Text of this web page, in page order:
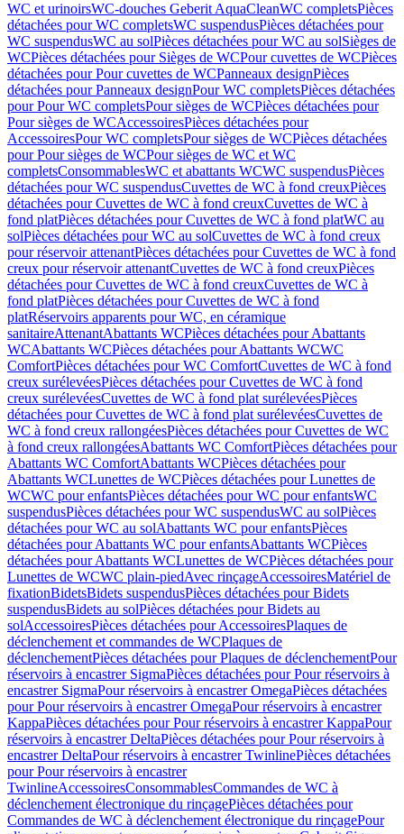
WC et urinoirsWC-douches Geberit AquaCleanWC completsPièces
détachées pour WC completsWC suspendusPièces détachées pour
WC suspendusWC au solPièces détachées pour WC au solSièges de
WCPièces détachées pour Sièges de WCPour cuvettes de WCPièces
détachées pour Pour cuvettes de WCPanneaux designPièces
détachées pour Panneaux designPour WC completsPièces détachées
pour Pour WC completsPour sièges de WCPièces détachées pour
Pour sièges de WCAccessoiresPièces détachées pour
AccessoiresPour WC completsPour sièges de WCPièces détachées
pour Pour sièges de WCPour sièges de WC et WC
completsConsommablesWC et abattants WCWC suspendusPièces
détachées pour WC suspendusCuvettes de WC à fond creuxPièces
détachées pour Cuvettes de WC à fond creuxCuvettes de WC à
fond platPièces détachées pour Cuvettes de WC à fond platWC au
solPièces détachées pour WC au solCuvettes de WC à fond creux
pour réservoir attenantPièces détachées pour Cuvettes de WC à fond
creux pour réservoir attenantCuvettes de WC à fond creuxPièces
détachées pour Cuvettes de WC à fond creuxCuvettes de WC à
fond platPièces détachées pour Cuvettes de WC à fond
platRéservoirs apparents pour WC, en céramique
sanitaireAttenantAbattants WCPièces détachées pour Abattants
WCAbattants WCPièces détachées pour Abattants WCWC
ComfortPièces détachées pour WC ComfortCuvettes de WC à fond
creux surélevéesPièces détachées pour Cuvettes de WC à fond
creux surélevéesCuvettes de WC à fond plat surélevéesPièces
détachées pour Cuvettes de WC à fond plat surélevéesCuvettes de
WC à fond creux rallongéesPièces détachées pour Cuvettes de WC
à fond creux rallongéesAbattants WC ComfortPièces détachées pour
Abattants WC ComfortAbattants WCPièces détachées pour
Abattants WCLunettes de WCPièces détachées pour Lunettes de
WCWC pour enfantsPièces détachées pour WC pour enfantsWC
suspendusPièces détachées pour WC suspendusWC au solPièces
détachées pour WC au solAbattants WC pour enfantsPièces
détachées pour Abattants WC pour enfantsAbattants WCPièces
détachées pour Abattants WCLunettes de WCPièces détachées pour
Lunettes de WCWC plain-piedAvec rinçageAccessoiresMatériel de
fixationBidetsBidets suspendusPièces détachées pour Bidets
suspendusBidets au solPièces détachées pour Bidets au
solAccessoiresPièces détachées pour AccessoiresPlaques de
déclenchement et commandes de WCPlaques de
déclenchementPièces détachées pour Plaques de déclenchementPour
réservoirs à encastrer SigmaPièces détachées pour Pour réservoirs à
encastrer SigmaPour réservoirs à encastrer OmegaPièces détachées
pour Pour réservoirs à encastrer OmegaPour réservoirs à encastrer
KappaPièces détachées pour Pour réservoirs à encastrer KappaPour
réservoirs à encastrer DeltaPièces détachées pour Pour réservoirs à
encastrer DeltaPour réservoirs à encastrer TwinlinePièces détachées
pour Pour réservoirs à encastrer
TwinlineAccessoiresConsommablesCommandes de WC à
déclenchement électronique du rinçagePièces détachées pour
Commandes de WC à déclenchement électronique du rinçagePour